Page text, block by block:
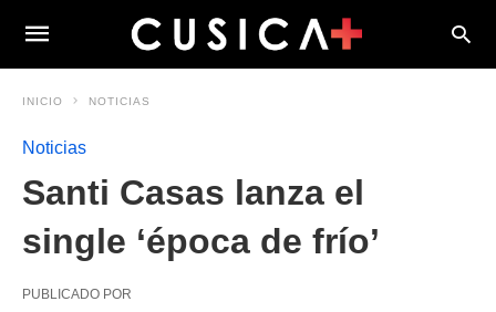
INICIO NOTICIAS
Noticias
Santi Casas lanza el
single ‘época de frío’
PUBLICADO POR